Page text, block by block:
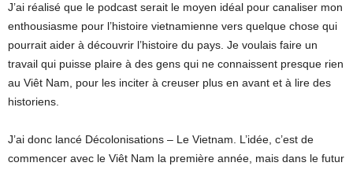
J’ai réalisé que le podcast serait le moyen idéal pour canaliser mon
enthousiasme pour l’histoire vietnamienne vers quelque chose qui
pourrait aider à découvrir l’histoire du pays. Je voulais faire un
travail qui puisse plaire à des gens qui ne connaissent presque rien
au Viêt Nam, pour les inciter à creuser plus en avant et à lire des
historiens.
J’ai donc lancé Décolonisations – Le Vietnam. L’idée, c’est de
commencer avec le Viêt Nam la première année, mais dans le futur